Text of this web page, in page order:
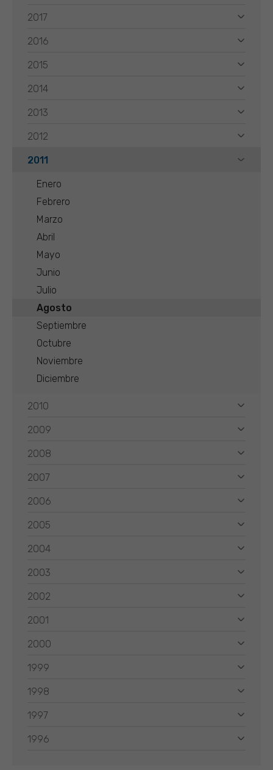
2017
2016
2015
2014
2013
2012
2011
Enero
Febrero
Marzo
Abril
Mayo
Junio
Julio
Agosto
Septiembre
Octubre
Noviembre
Diciembre
2010
2009
2008
2007
2006
2005
2004
2003
2002
2001
2000
1999
1998
1997
1996